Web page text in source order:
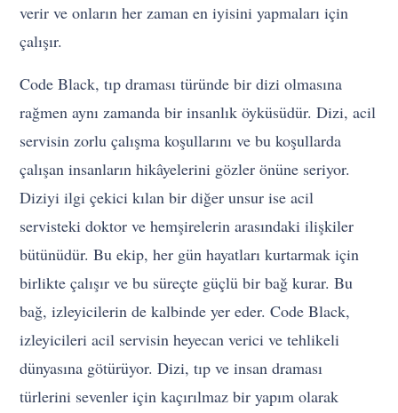
verir ve onların her zaman en iyisini yapmaları için
çalışır.
Code Black, tıp draması türünde bir dizi olmasına
rağmen aynı zamanda bir insanlık öyküsüdür. Dizi, acil
servisin zorlu çalışma koşullarını ve bu koşullarda
çalışan insanların hikâyelerini gözler önüne seriyor.
Diziyi ilgi çekici kılan bir diğer unsur ise acil
servisteki doktor ve hemşirelerin arasındaki ilişkiler
bütünüdür. Bu ekip, her gün hayatları kurtarmak için
birlikte çalışır ve bu süreçte güçlü bir bağ kurar. Bu
bağ, izleyicilerin de kalbinde yer eder. Code Black,
izleyicileri acil servisin heyecan verici ve tehlikeli
dünyasına götürüyor. Dizi, tıp ve insan draması
türlerini sevenler için kaçırılmaz bir yapım olarak